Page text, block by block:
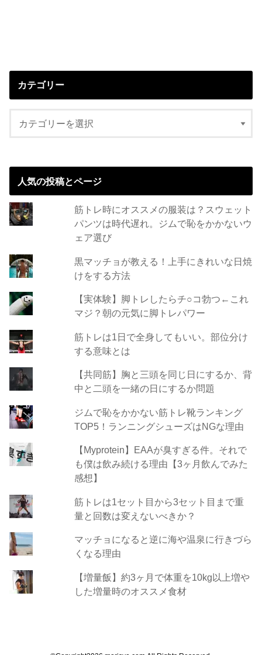
カテゴリー
人気の投稿とページ
筋トレ時にオススメの服装は？スウェット
パンツは時代遅れ。ジムで恥をかかないウ
ェア選び
黒マッチョが教える！上手にきれいな日焼
けをする方法
【実体験】脚トレしたらチ○コ勃つ←これ
マジ？朝の元気に脚トレパワー
筋トレは1日で全身してもいい。部位分け
する意味とは
【共同筋】胸と三頭を同じ日にするか、背
中と二頭を一緒の日にするか問題
ジムで恥をかかない筋トレ靴ランキング
TOP5！ランニングシューズはNGな理由
【Myprotein】EAAが臭すぎる件。それで
も僕は飲み続ける理由【3ヶ月飲んでみた
感想】
筋トレは1セット目から3セット目まで重
量と回数は変えないべきか？
マッチョになると逆に海や温泉に行きづら
くなる理由
【増量飯】約3ヶ月で体重を10kg以上増や
した増量時のオススメ食材